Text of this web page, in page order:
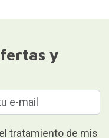
y
tratamiento de mis